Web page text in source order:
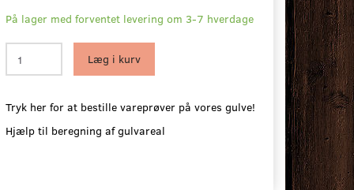
På lager med forventet levering om 3-7 hverdage
Læg i kurv
Tryk her for at bestille vareprøver på vores gulve!
Hjælp til beregning af gulvareal